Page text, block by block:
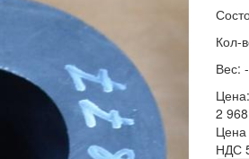
Кол-
Вес: -
Цена:
2 968
Цена
НДС